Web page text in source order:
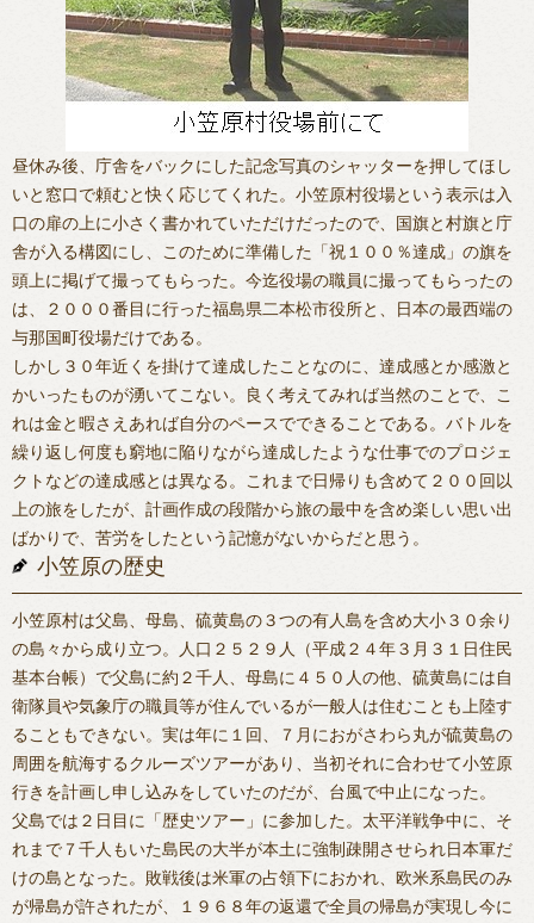
昼休み後、庁舎をバックにした記念写真のシャッターを押してほし
いと窓口で頼むと快く応じてくれた。小笠原村役場という表示は入
口の扉の上に小さく書かれていただけだったので、国旗と村旗と庁
舎が入る構図にし、このために準備した「祝１００％達成」の旗を
頭上に掲げて撮ってもらった。今迄役場の職員に撮ってもらったの
は、２０００番目に行った福島県二本松市役所と、日本の最西端の
与那国町役場だけである。
しかし３０年近くを掛けて達成したことなのに、達成感とか感激と
かいったものが湧いてこない。良く考えてみれば当然のことで、こ
れは金と暇さえあれば自分のペースでできることである。バトルを
繰り返し何度も窮地に陥りながら達成したような仕事でのプロジェ
クトなどの達成感とは異なる。これまで日帰りも含めて２００回以
上の旅をしたが、計画作成の段階から旅の最中を含め楽しい思い出
ばかりで、苦労をしたという記憶がないからだと思う。
小笠原の歴史
小笠原村は父島、母島、硫黄島の３つの有人島を含め大小３０余り
の島々から成り立つ。人口２５２９人（平成２４年３月３１日住民
基本台帳）で父島に約２千人、母島に４５０人の他、硫黄島には自
衛隊員や気象庁の職員等が住んでいるが一般人は住むことも上陸す
ることもできない。実は年に１回、７月におがさわら丸が硫黄島の
周囲を航海するクルーズツアーがあり、当初それに合わせて小笠原
行きを計画し申し込みをしていたのだが、台風で中止になった。
父島では２日目に「歴史ツアー」に参加した。太平洋戦争中に、そ
れまで７千人もいた島民の大半が本土に強制疎開させられ日本軍だ
けの島となった。敗戦後は米軍の占領下におかれ、欧米系島民のみ
が帰島が許されたが、１９６８年の返還で全員の帰島が実現し今に